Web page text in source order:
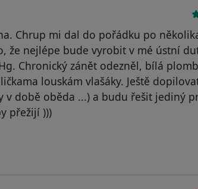
Chrup mi dal do pořádku po
že nejlépe bude vyrobit v mé ústní
Chronický zánět odezněl, bílá
louskám vlašáky. Ještě
v době oběda ...) a budu řešit jediný
přežijí )))
Pacient